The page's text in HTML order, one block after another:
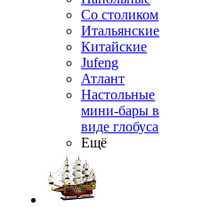
Со столиком
Итальянские
Китайские
Jufeng
Атлант
Настольные
мини-бары в
виде глобуса
Ещё